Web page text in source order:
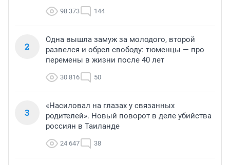
98 373 144
2
Одна вышла замуж за молодого, второй
развелся и обрел свободу: тюменцы — про
перемены в жизни после 40 лет
30 816 50
3
«Насиловал на глазах у связанных
родителей». Новый поворот в деле убийства
россиян в Таиланде
24 647 38